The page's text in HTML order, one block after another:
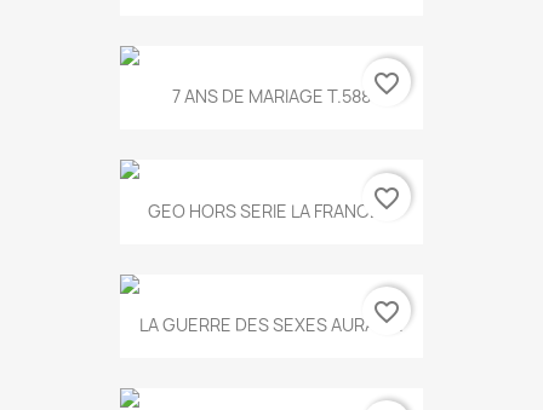
7 ANS DE MARIAGE T.588 favorite_border
GEO HORS SERIE LA FRANCE...
favorite_border
LA GUERRE DES SEXES AURA T...
favorite_border